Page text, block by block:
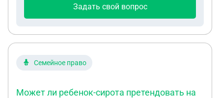
Задать свой вопрос
Семейное право
Может ли ребенок-сирота претендовать на